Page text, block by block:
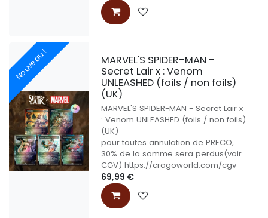
Nouveau !
MARVEL'S SPIDER-MAN -
Secret Lair x : Venom
UNLEASHED (foils / non foils)
(UK)
MARVEL'S SPIDER-MAN - Secret Lair x
: Venom UNLEASHED (foils / non foils)
(UK)
pour toutes annulation de PRECO,
30% de la somme sera perdus(voir
CGV) https://cragoworld.com/cgv
69,99 €